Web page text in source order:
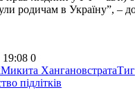
родичам в Україну”, –
19:08 0
Микита Хангановстрата
підлітків